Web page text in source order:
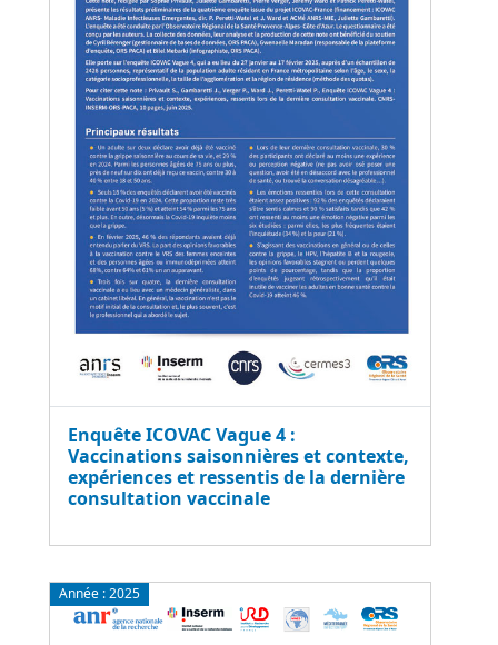
Enquête ICOVAC Vague 4 :
Vaccinations saisonnières et contexte,
expériences et ressentis de la dernière
consultation vaccinale
Année :2025